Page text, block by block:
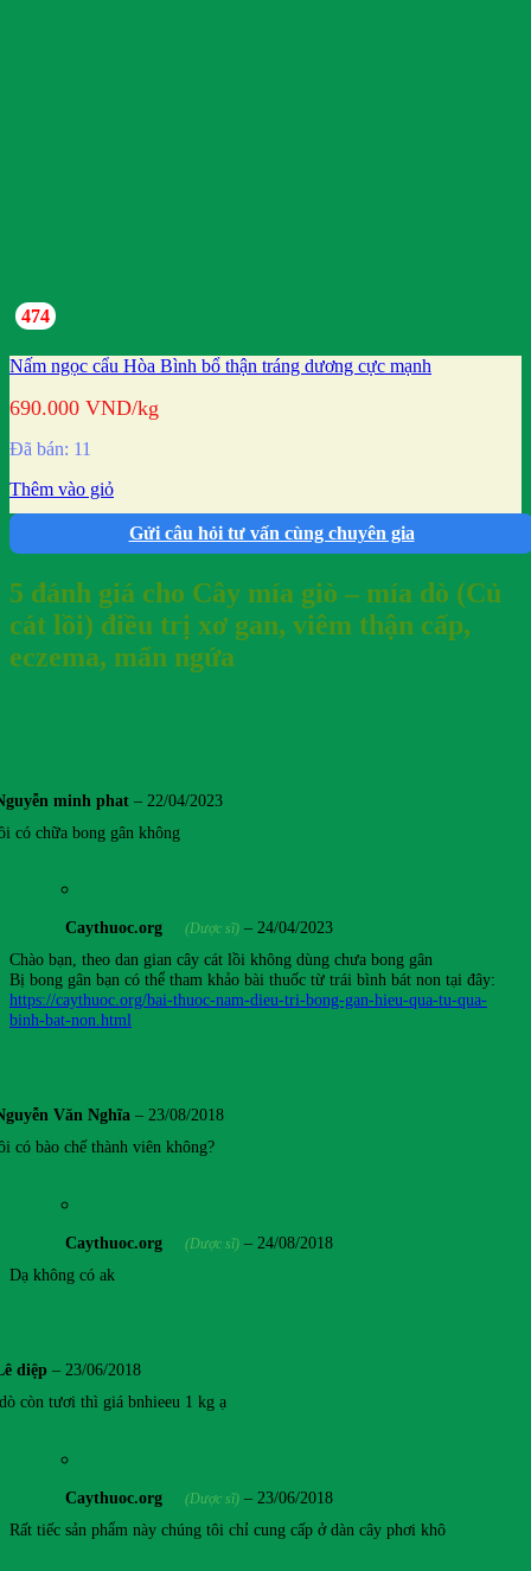
474
Nấm ngọc cẩu Hòa Bình bổ thận tráng dương cực mạnh
690.000 VND/kg
Đã bán: 11
Thêm vào giỏ
Gửi câu hỏi tư vấn cùng chuyên gia
5 đánh giá cho Cây mía giò – mía dò (Củ
cát lồi) điều trị xơ gan, viêm thận cấp,
eczema, mẩn ngứa
minh phat – 22/04/2023
có chữa bong gân không
Caythuoc.org (Dược sĩ) – 24/04/2023
Chào bạn, theo dan gian cây cát lồi không dùng chưa bong gân
Bị bong gân bạn có thể tham khảo bài thuốc từ trái bình bát non tại đây:
https://caythuoc.org/bai-thuoc-nam-dieu-tri-bong-gan-hieu-qua-tu-qua-
binh-bat-non.html
Văn Nghĩa – 23/08/2018
có bào chế thành viên không?
Caythuoc.org (Dược sĩ) – 24/08/2018
Dạ không có ak
diệp – 23/06/2018
còn tươi thì giá bnhieeu 1 kg ạ
Caythuoc.org (Dược sĩ) – 23/06/2018
Rất tiếc sản phẩm này chúng tôi chỉ cung cấp ở dàn cây phơi khô